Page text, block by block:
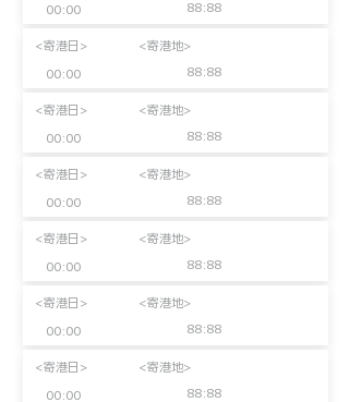
00:00 88:88
<寄港日>
00:00 88:88
<寄港地>
<寄港日>
00:00 88:88
<寄港地>
<寄港日>
00:00 88:88
<寄港地>
<寄港日>
00:00 88:88
<寄港地>
<寄港日>
00:00 88:88
<寄港地>
<寄港日>
00:00 88:88
<寄港地>